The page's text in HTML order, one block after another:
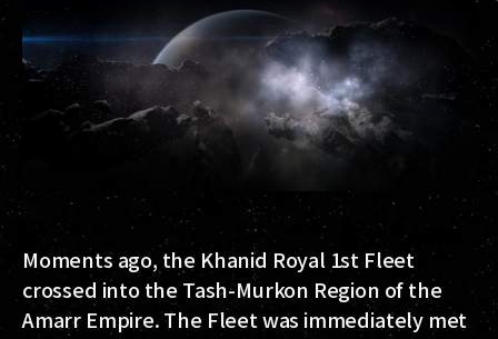
Moments ago, the Khanid Royal 1st Fleet
crossed into the Tash-Murkon Region of the
Amarr Empire. The Fleet was immediately met